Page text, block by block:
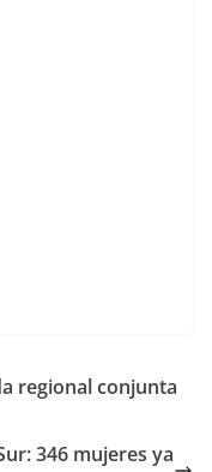
regional conjunta
346 mujeres ya